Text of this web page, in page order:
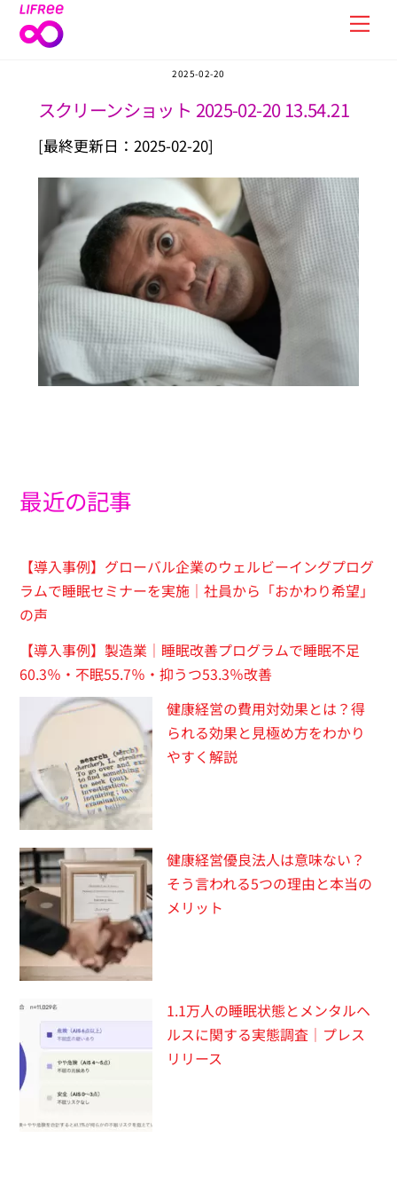
Skip
2025-02-20
スクリーンショット 2025-02-20 13.54.21
[最終更新日：2025-02-20]
最近の記事
【導入事例】グローバル企業のウェルビーイングプログ
ラムで睡眠セミナーを実施｜社員から「おかわり希望」
の声
【導入事例】製造業｜睡眠改善プログラムで睡眠不足
60.3％・不眠55.7％・抑うつ53.3％改善
健康経営の費用対効果とは？得
られる効果と見極め方をわかり
やすく解説
健康経営優良法人は意味ない？
そう言われる5つの理由と本当の
メリット
1.1万人の睡眠状態とメンタルヘ
ルスに関する実態調査｜プレス
リリース